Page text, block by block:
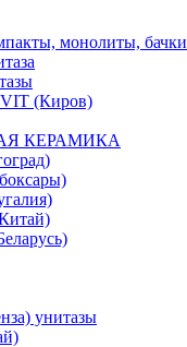
монолиты, бачки
(Киров)
КЕРАМИКА
унитазы